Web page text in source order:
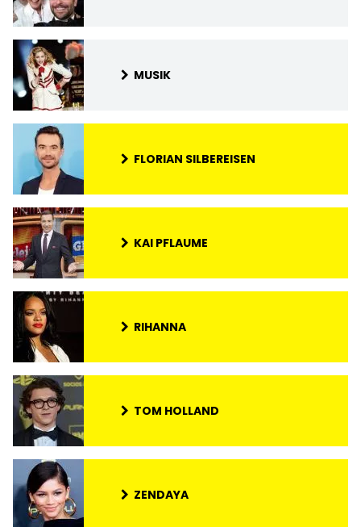
MUSIK
FLORIAN SILBEREISEN
KAI PFLAUME
RIHANNA
TOM HOLLAND
ZENDAYA